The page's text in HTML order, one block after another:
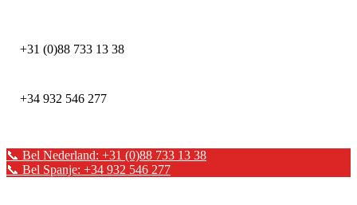
+31 (0)88 733 13 38
+34 932 546 277
📞 Bel Nederland: +31 (0)88 733 13 38
📞 Bel Spanje: +34 932 546 277